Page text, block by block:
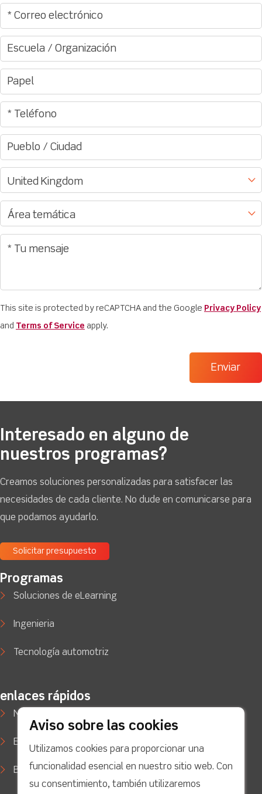
This site is protected by reCAPTCHA and the Google Privacy Policy
and Terms of Service apply.
Interesado en alguno de
nuestros programas?
Creamos soluciones personalizadas para satisfacer las
necesidades de cada cliente. No dude en comunicarse para
que podamos ayudarlo.
Solicitar presupuesto
Programas
Soluciones de eLearning
Ingenieria
Tecnología automotriz
enlaces rápidos
Noticias
Estudios de caso
Blog
Aviso sobre las cookies
Utilizamos cookies para proporcionar una
funcionalidad esencial en nuestro sitio web. Con
su consentimiento, también utilizaremos